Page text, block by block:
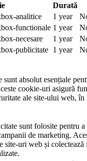
Durată
analitice
1 year
functionale 1 year
necesare
1 year
publicitate 1 year
sunt absolut esențiale
cookie-uri asigură
ale site-ului web, în
sunt folosite pentru
de marketing.
site-uri web și